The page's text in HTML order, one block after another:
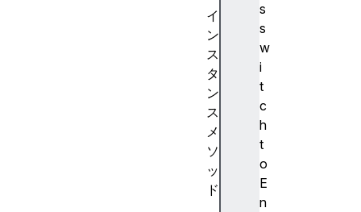
s
s
w
i
t
c
h
t
o
E
n
イ
ン
ス
タ
ン
ス
メ
ソ
ッ
ド